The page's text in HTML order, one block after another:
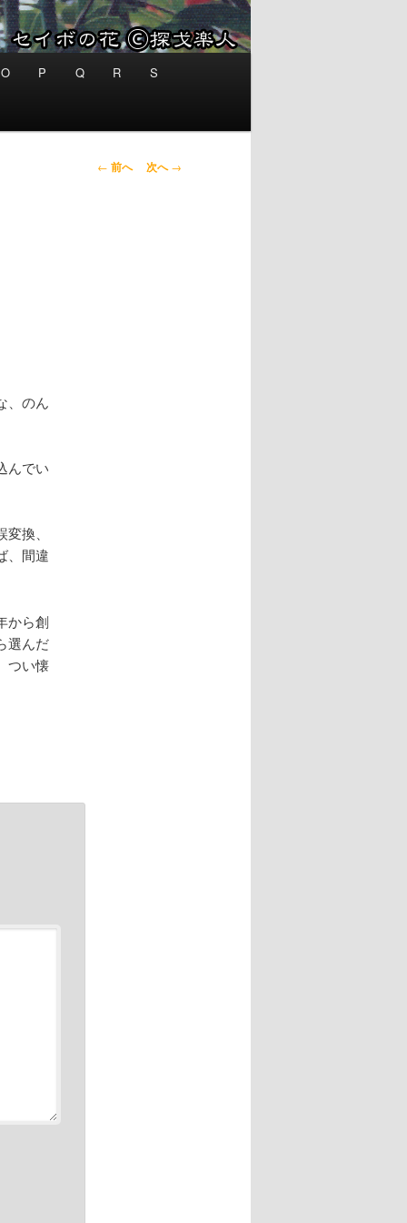
O P Q R S
投稿ナビゲー
← 前へ 次へ→
、のん
んでい
換、
、間違
から創
選んだ
つい懐